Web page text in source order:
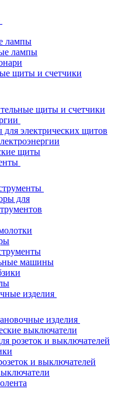
лампы
лампы
щиты и счетчики
щиты и счетчики
для электрических щитов
щиты
для
машины
изделия
изделия
выключатели
розеток и выключателей
и выключателей